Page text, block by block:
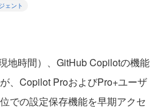
ェント
地時間）、GitHub Copilotの機能
、Copilot ProおよびPro+ユーザ
での設定保存機能を早期アクセ